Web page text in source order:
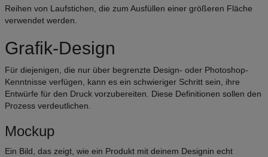
Reihen von Laufstichen, die zum Ausfüllen einer größeren Fläche
verwendet werden.
Grafik-Design
Für diejenigen, die nur über begrenzte Design- oder Photoshop-
Kenntnisse verfügen, kann es ein schwieriger Schritt sein, ihre
Entwürfe für den Druck vorzubereiten. Diese Definitionen sollen den
Prozess verdeutlichen.
Mockup
Ein Bild, das zeigt, wie ein Produkt mit deinem Designin echt